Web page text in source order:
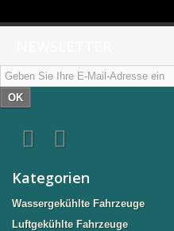
OK
Kategorien
Wassergekühlte Fahrzeuge
Luftgekühlte Fahrzeuge